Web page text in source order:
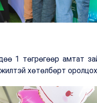
1 төгрөгөөр амтат
хөтөлбөрт